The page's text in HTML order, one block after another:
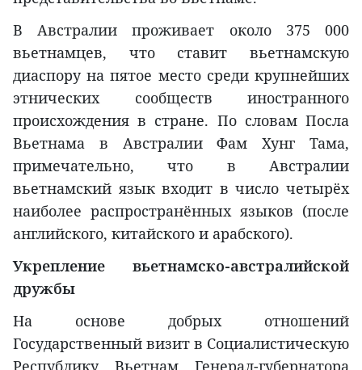
В Австралии проживает около 375 000
вьетнамцев, что ставит вьетнамскую
диаспору на пятое место среди крупнейших
этнических сообществ иностранного
происхождения в стране. По словам Посла
Вьетнама в Австралии Фам Хунг Тама,
примечательно, что в Австралии
вьетнамский язык входит в число четырёх
наиболее распространённых языков (после
английского, китайского и арабского).
Укрепление вьетнамско-австралийской
дружбы
На основе добрых отношений
Государственный визит в Социалистическую
Республику Вьетнам Генерал-губернатора